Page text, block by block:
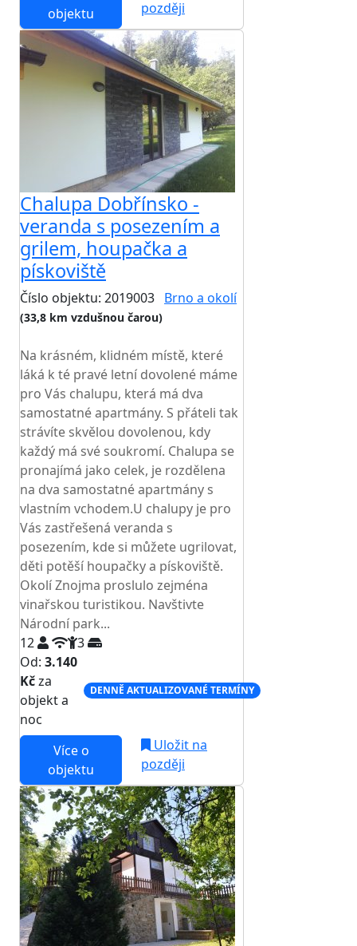
objektu
později
Chalupa Dobřínsko -
veranda s posezením a
grilem, houpačka a
pískoviště
Číslo objektu: 2019003 Brno a okolí
(33,8 km vzdušnou čarou)
Na krásném, klidném místě, které
láká k té pravé letní dovolené máme
pro Vás chalupu, která má dva
samostatné apartmány. S přáteli tak
strávíte skvělou dovolenou, kdy
každý má své soukromí. Chalupa se
pronajímá jako celek, je rozdělena
na dva samostatné apartmány s
vlastním vchodem.U chalupy je pro
Vás zastřešená veranda s
posezením, kde si můžete ugrilovat,
děti potěší houpačky a pískoviště.
Okolí Znojma proslulo zejména
vinařskou turistikou. Navštivte
Národní park...
12
3
Od: 3.140
Kčza
objekt a
noc
DENNĚ AKTUALIZOVANÉ TERMÍNY
Více o
objektu
Uložit na
později